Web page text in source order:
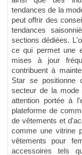
tendances de la
peut offrir des
tendances
sections dédiées.
ce qui permet une
mises à jour
contribuent à
Star se positionne
secteur de la
attention portée à
plateforme de
de vêtements et
comme une vitrine
vêtements pour
accessoires tels